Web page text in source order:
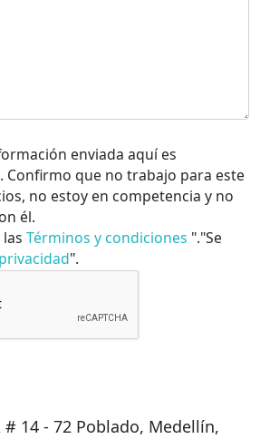
enviada aquí es
Confirmo que no trabajo para este
no estoy en competencia y no
él.
Términos y condiciones "."Se
".
# 14 - 72 Poblado, Medellín,